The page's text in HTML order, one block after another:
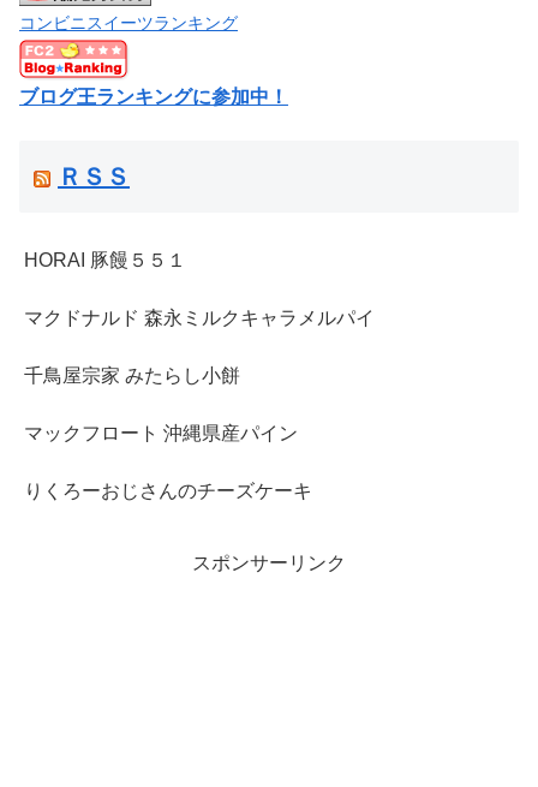
コンビニスイーツランキング
ブログ王ランキングに参加中！
ＲＳＳ
HORAI 豚饅５５１
マクドナルド 森永ミルクキャラメルパイ
千鳥屋宗家 みたらし小餅
マックフロート 沖縄県産パイン
りくろーおじさんのチーズケーキ
スポンサーリンク